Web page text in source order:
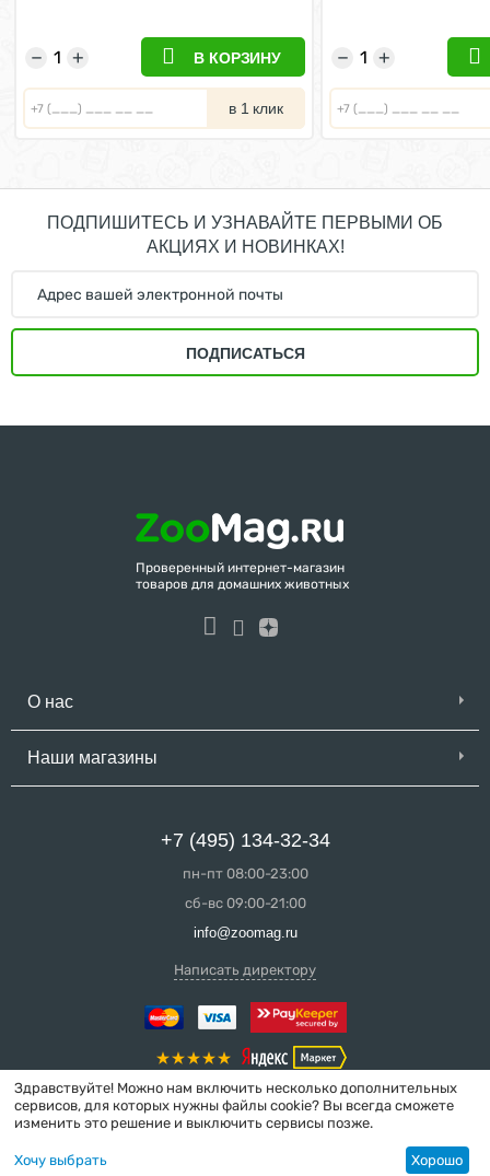
+
− В КОРЗИНУ
в 1 клик
+
−
ПОДПИШИТЕСЬ И УЗНАВАЙТЕ ПЕРВЫМИ ОБ
АКЦИЯХ И НОВИНКАХ!
ПОДПИСАТЬСЯ
Проверенный интернет-магазин
товаров для домашних животных
О нас
Наши магазины
+7 (495) 134-32-34
пн-пт 08:00-23:00
сб-вс 09:00-21:00
info@zoomag.ru
Написать директору
Интернет-магазин сделан в вебстудии
MakeShop.pro
Здравствуйте! Можно нам включить несколько дополнительных
сервисов, для которых нужны файлы cookie? Вы всегда сможете
изменить это решение и выключить сервисы позже.
Хочу выбрать Хорошо